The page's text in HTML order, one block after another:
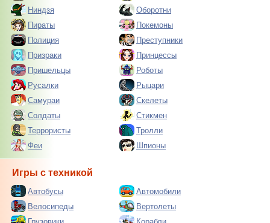
Ниндзя
Оборотни
Пираты
Покемоны
Полиция
Преступники
Призраки
Принцессы
Пришельцы
Роботы
Русалки
Рыцари
Самураи
Скелеты
Солдаты
Стикмен
Террористы
Тролли
Феи
Шпионы
Игры с техникой
Автобусы
Автомобили
Велосипеды
Вертолеты